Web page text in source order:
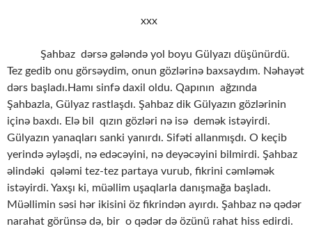
xxx
Şahbaz dərsə gələndə yol boyu Gülyazı düşünürdü.
Tez gedib onu görsəydim, onun gözlərinə baxsaydım. Nəhayət
dərs başladı.Hamı sinfə daxil oldu. Qapının ağzında
Şahbazla, Gülyaz rastlaşdı. Şahbaz dik Gülyazın gözlərinin
içinə baxdı. Elə bil qızın gözləri nə isə demək istəyirdi.
Gülyazın yanaqları sanki yanırdı. Sifəti allanmışdı. O keçib
yerində əyləşdi, nə edəcəyini, nə deyəcəyini bilmirdi. Şahbaz
əlindəki qələmi tez-tez partaya vurub, fikrini cəmləmək
istəyirdi. Yaxşı ki, müəllim uşaqlarla danışmağa başladı.
Müəllimin səsi hər ikisini öz fikrindən ayırdı. Şahbaz nə qədər
narahat görünsə də, bir o qədər də özünü rahat hiss edirdi.